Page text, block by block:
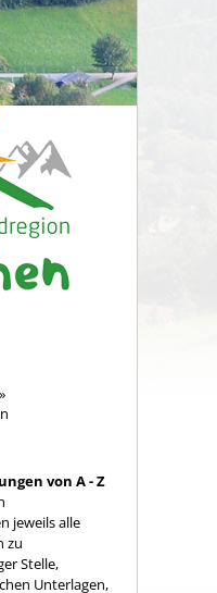
»
von A - Z
jeweils alle
zu
Stelle,
Unterlagen,